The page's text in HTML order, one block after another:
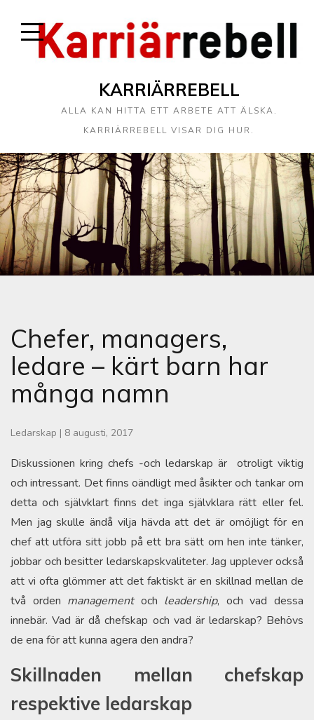
KARRIÄRREBELL
ALLA KAN HITTA ETT ARBETE ATT ÄLSKA.
KARRIÄRREBELL VISAR DIG HUR.
Chefer, managers,
ledare – kärt barn har
många namn
Ledarskap | 8 augusti, 2017
Diskussionen kring chefs -och ledarskap är otroligt viktig
och intressant. Det finns oändligt med åsikter och tankar om
detta och självklart finns det inga självklara rätt eller fel.
Men jag skulle ändå vilja hävda att det är omöjligt för en
chef att utföra sitt jobb på ett bra sätt om hen inte tänker,
jobbar och besitter ledarskapskvaliteter. Jag upplever också
att vi ofta glömmer att det faktiskt är en skillnad mellan de
två orden management och leadership, och vad dessa
innebär. Vad är då chefskap och vad är ledarskap? Behövs
de ena för att kunna agera den andra?
Skillnaden mellan chefskap
respektive ledarskap